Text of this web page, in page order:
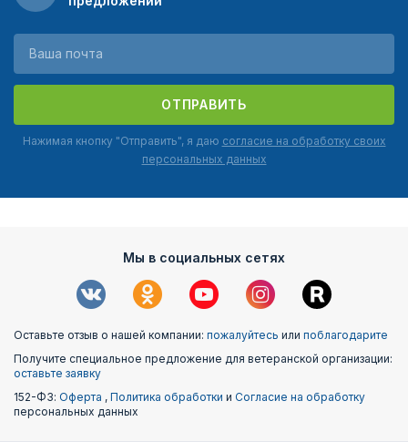
ОТПРАВИТЬ
Нажимая кнопку "Отправить", я даю согласие на обработку своих
персональных данных
Мы в социальных сетях
Оставьте отзыв о нашей компании: пожалуйтесь или поблагодарите
Получите специальное предложение для ветеранской организации:
оставьте заявку
152-ФЗ: Оферта , Политика обработки и Согласие на обработку
персональных данных